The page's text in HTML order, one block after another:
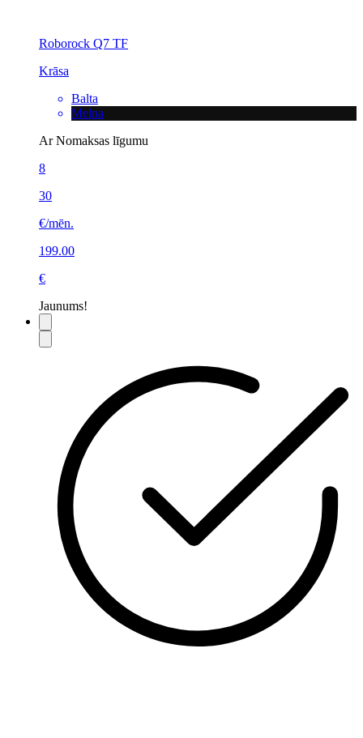
Roborock Q7 TF
Krāsa
Balta
Melna
Ar Nomaksas līgumu
8
30
€/mēn.
199.00
€
Jaunums!